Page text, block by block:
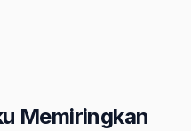
Memiringkan